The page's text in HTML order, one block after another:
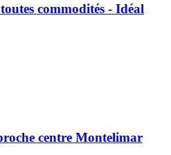
commodités - Idéal
centre Montelimar